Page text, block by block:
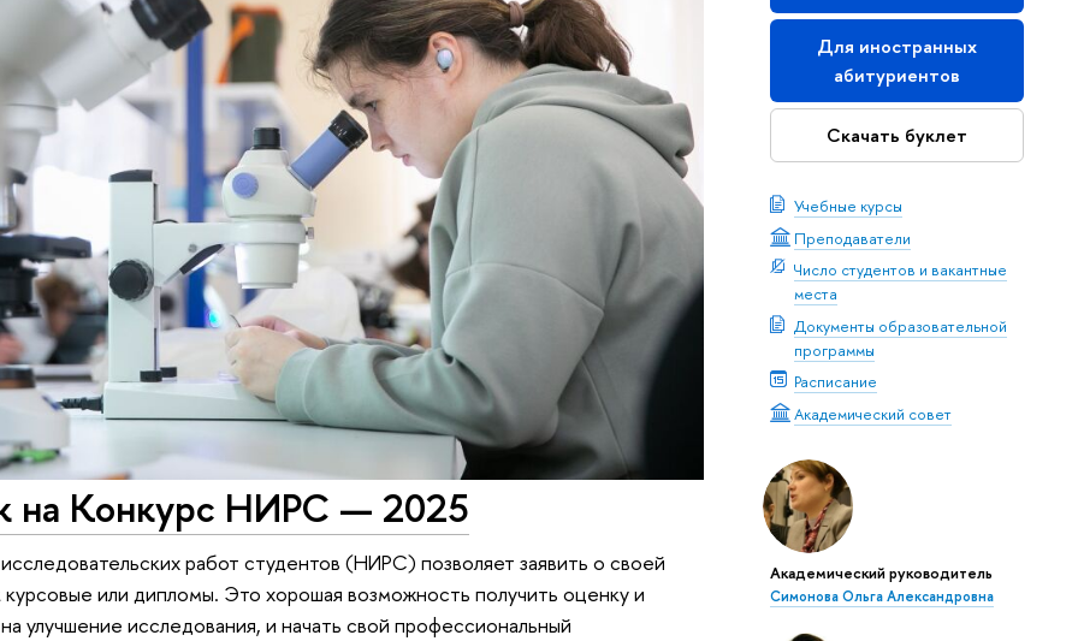
Для иностранных
абитуриентов
Скачать буклет
Учебные курсы
Преподаватели
Число студентов и вакантные
места
Документы образовательной
программы
Расписание
Академический совет
Академический руководитель
Симонова Ольга Александровна
на Конкурс НИРС — 2025
работ студентов (НИРС) позволяет заявить о своей
курсовые или дипломы. Это хорошая возможность получить оценку и
улучшение исследования, и начать свой профессиональный